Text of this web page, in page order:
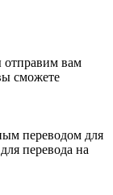
отправим вам
сможете
переводом для
перевода на